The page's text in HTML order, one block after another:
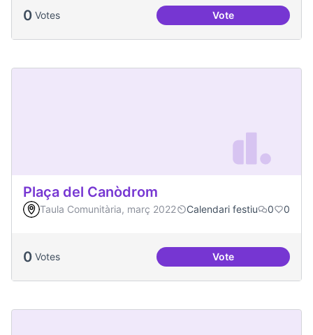
0 Votes VotePodcast Radio
Plaça del Canòdrom
Taula Comunitària, març 2022 Calendari festiu 0 0
0 Votes VotePlaça del